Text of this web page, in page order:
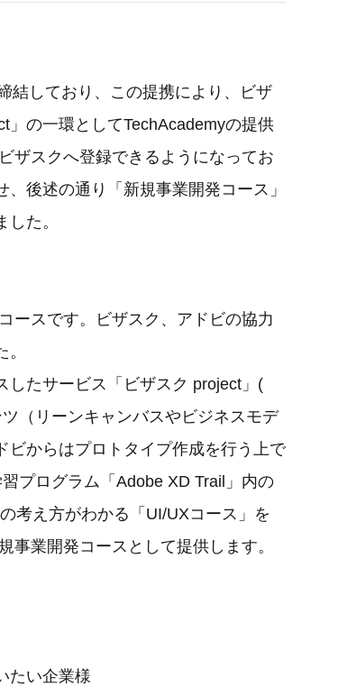
結しており、この提携により、ビザ
の一環としてTechAcademyの提供
ザスクへ登録できるようになってお
後述の通り「新規事業開発コース」
た。
ースです。ビザスク、アドビの協力
たサービス「ビザスク project」(
（リーンキャンバスやビジネスモデ
ビからはプロトタイプ作成を行う上で
プログラム「Adobe XD Trail」内の
考え方がわかる「UI/UXコース」を
事業開発コースとして提供します。
たい企業様